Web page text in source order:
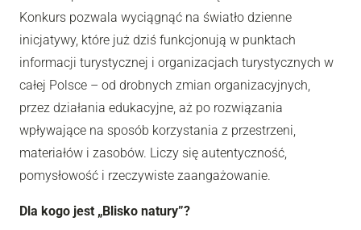
Konkurs pozwala wyciągnąć na światło dzienne
inicjatywy, które już dziś funkcjonują w punktach
informacji turystycznej i organizacjach turystycznych w
całej Polsce – od drobnych zmian organizacyjnych,
przez działania edukacyjne, aż po rozwiązania
wpływające na sposób korzystania z przestrzeni,
materiałów i zasobów. Liczy się autentyczność,
pomysłowość i rzeczywiste zaangażowanie.
Dla kogo jest „Blisko natury”?